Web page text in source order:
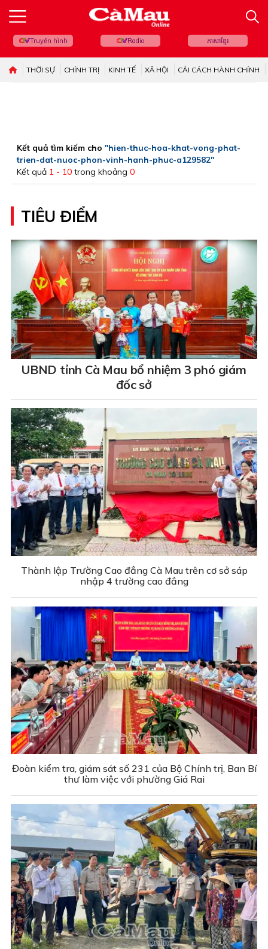
Truyền hình Radio ភាសាខ្មែរ
THỜI SỰ CHÍNH TRỊ KINH TẾ XÃ HỘI CẢI CÁCH HÀNH CHÍNH
Kết quả tìm kiếm cho "hien-thuc-hoa-khat-vong-phat-
trien-dat-nuoc-phon-vinh-hanh-phuc-a129582"
Kết quả 1 - 10 trong khoảng 0
TIÊU ĐIỂM
UBND tỉnh Cà Mau bổ nhiệm 3 phó giám
đốc sở
Thành lập Trường Cao đẳng Cà Mau trên cơ sở sáp
nhập 4 trường cao đẳng
Đoàn kiểm tra, giám sát số 231 của Bộ Chính trị, Ban Bí
thư làm việc với phường Giá Rai